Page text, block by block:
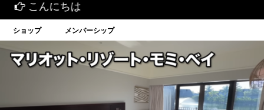
にちは
ショップ メンバーシップ